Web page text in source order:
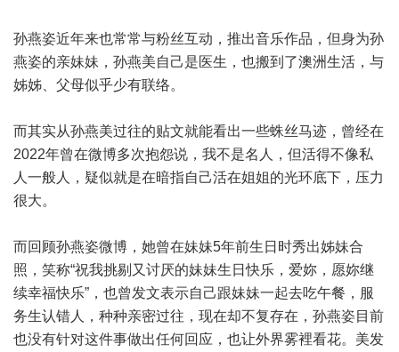
孙燕姿近年来也常常与粉丝互动，推出音乐作品，但身为孙
燕姿的亲妹妹，孙燕美自己是医生，也搬到了澳洲生活，与
姊姊、父母似乎少有联络。
而其实从孙燕美过往的贴文就能看出一些蛛丝马迹，曾经在
2022年曾在微博多次抱怨说，我不是名人，但活得不像私
人一般人，疑似就是在暗指自己活在姐姐的光环底下，压力
很大。
而回顾孙燕姿微博，她曾在妹妹5年前生日时秀出姊妹合
照，笑称“祝我挑剔又讨厌的妹妹生日快乐，爱妳，愿妳继
续幸福快乐”，也曾发文表示自己跟妹妹一起去吃午餐，服
务生认错人，种种亲密过往，现在却不复存在，孙燕姿目前
也没有针对这件事做出任何回应，也让外界雾裡看花。美发